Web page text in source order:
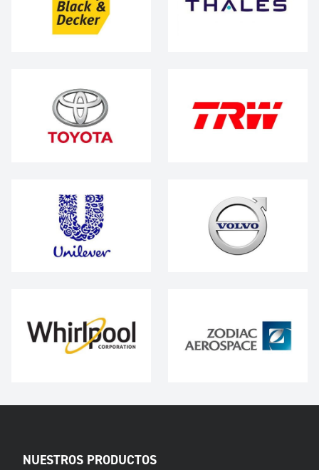
NUESTROS PRODUCTOS